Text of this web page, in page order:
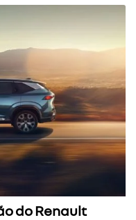
do Renault